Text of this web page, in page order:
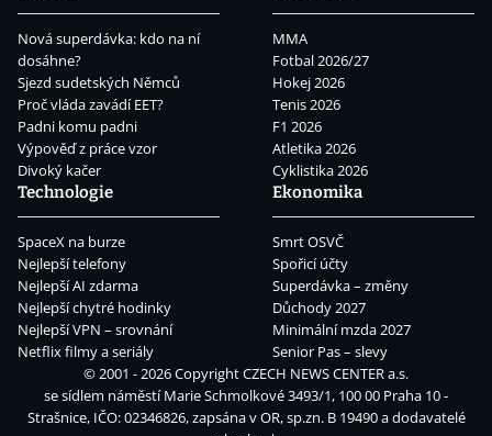
Nová superdávka: kdo na ní
dosáhne?
Sjezd sudetských Němců
Proč vláda zavádí EET?
Padni komu padni
Výpověď z práce vzor
Divoký kačer
MMA
Fotbal 2026/27
Hokej 2026
Tenis 2026
F1 2026
Atletika 2026
Cyklistika 2026
Technologie
SpaceX na burze
Nejlepší telefony
Nejlepší AI zdarma
Nejlepší chytré hodinky
Nejlepší VPN – srovnání
Netflix filmy a seriály
Ekonomika
Smrt OSVČ
Spořicí účty
Superdávka – změny
Důchody 2027
Minimální mzda 2027
Senior Pas – slevy
© 2001 - 2026 CopyrightCZECH NEWS CENTER a.s.
se sídlem náměstí Marie Schmolkové 3493/1, 100 00 Praha 10 -
Strašnice, IČO: 02346826, zapsána v OR, sp.zn. B 19490 a dodavatelé